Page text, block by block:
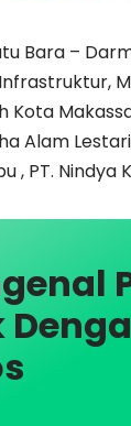
Bara –
Kota
Alam
, PT. Nindya